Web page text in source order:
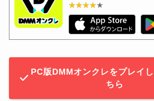
★★★★★
★★★★★
PC版DMMオンクレをプレイ
ちら